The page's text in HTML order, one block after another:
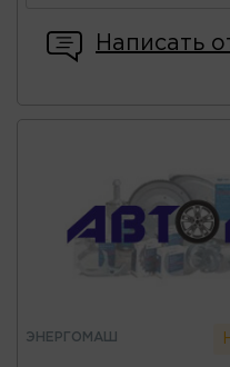
Написать
ЭНЕРГОМАШ